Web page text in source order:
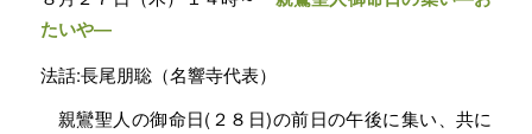
たいや―
法話:長尾朋聡（名響寺代表）
親鸞聖人の御命日(２８日)の前日の午後に集い、共に